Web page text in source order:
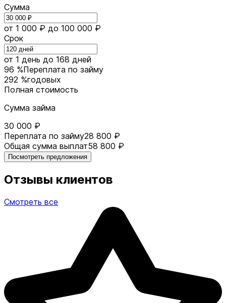
Сумма
от 1 000 ₽ до 100 000 ₽
Срок
от 1 день до 168 дней
96 %Переплата по займу
292 %годовых
Полная стоимость
Сумма займа
30 000 ₽
Переплата по займу28 800 ₽
Общая сумма выплат58 800 ₽
Посмотреть предложения
Отзывы клиентов
Смотреть все